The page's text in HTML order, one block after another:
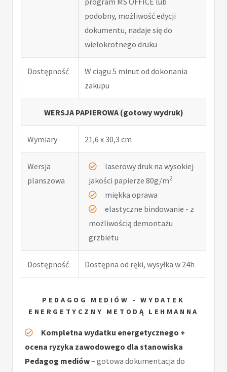
podobny, możliwość edycji
dokumentu, nadaje się do
wielokrotnego druku
Dostępność
W ciągu 5 minut od dokonania
zakupu
WERSJA PAPIEROWA (gotowy wydruk)
Wymiary 21,6 x 30,3 cm
Wersja
planszowa
laserowy druk na wysokiej
jakości papierze 80g/m2
miękka oprawa
elastyczne bindowanie - z
możliwością demontażu
grzbietu
Dostępność Dostępna od ręki, wysyłka w 24h
PEDAGOG MEDIÓW - WYDATEK
ENERGETYCZNY METODĄ LEHMANNA
Kompletna wydatku energetycznego +
ocena ryzyka zawodowego dla stanowiska
Pedagog mediów– gotowa dokumentacja do